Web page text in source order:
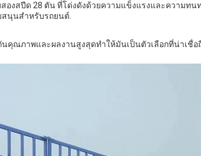
สองสปีด 28 ตัน ที่โด่งดังด้วยความแข็งแรงและความท
นุนสําหรับรถยนต์.
คุณภาพและผลงานสูงสุดทําให้มันเป็นตัวเลือกที่น่าเชื่